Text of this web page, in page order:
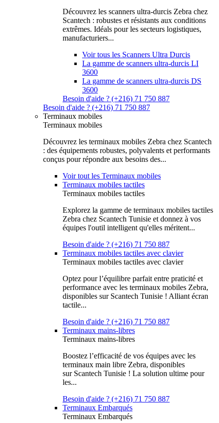
Découvrez les scanners ultra-durcis Zebra chez
Scantech : robustes et résistants aux conditions
extrêmes. Idéals pour les secteurs logistiques,
manufacturiers...
Voir tous les Scanners Ultra Durcis
La gamme de scanners ultra-durcis LI
3600
La gamme de scanners ultra-durcis DS
3600
Besoin d'aide ? (+216) 71 750 887
Besoin d'aide ? (+216) 71 750 887
Terminaux mobiles
Terminaux mobiles
Découvrez les terminaux mobiles Zebra chez Scantech
: des équipements robustes, polyvalents et performants
conçus pour répondre aux besoins des...
Voir tout les Terminaux mobiles
Terminaux mobiles tactiles
Terminaux mobiles tactiles
Explorez la gamme de terminaux mobiles tactiles
Zebra chez Scantech Tunisie et donnez à vos
équipes l'outil intelligent qu'elles méritent...
Besoin d'aide ? (+216) 71 750 887
Terminaux mobiles tactiles avec clavier
Terminaux mobiles tactiles avec clavier
Optez pour l’équilibre parfait entre praticité et
performance avec les terminaux mobiles Zebra,
disponibles sur Scantech Tunisie ! Alliant écran
tactile...
Besoin d'aide ? (+216) 71 750 887
Terminaux mains-libres
Terminaux mains-libres
Boostez l’efficacité de vos équipes avec les
terminaux main libre Zebra, disponibles
sur Scantech Tunisie ! La solution ultime pour
les...
Besoin d'aide ? (+216) 71 750 887
Terminaux Embarqués
Terminaux Embarqués